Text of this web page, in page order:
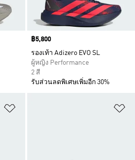
Price
฿5,800
รองเท้า Adizero EVO SL
ผู้หญิง Performance
2 สี
รับส่วนลดพิเศษเพิ่มอีก 30%